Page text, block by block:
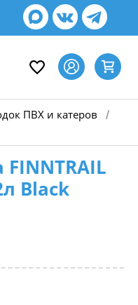
ПВХ и катеров /
Black